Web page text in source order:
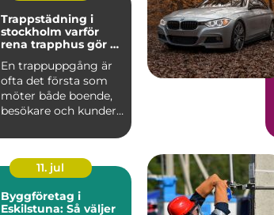
Trappstädning i
stockholm varför
rena trapphus gör så
En trappuppgång är
ofta det första som
möter både boende,
besökare och kunder.
dammig...
11. jul
Byggföretag i
Eskilstuna: Så väljer